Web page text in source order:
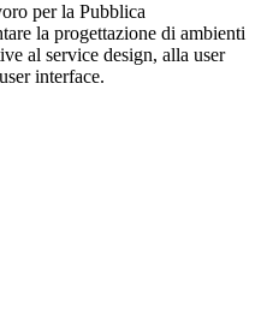
per la Pubblica
la progettazione di ambienti
al service design, alla user
interface.